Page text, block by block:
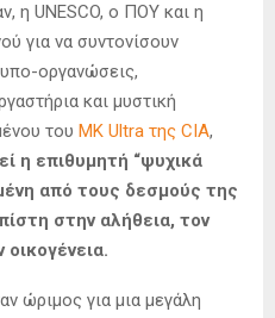
η UNESCO, ο ΠΟΥ και η
για να συντονίσουν
οργανώσεις,
και μυστική
του MK Ultra της CIA,
η επιθυμητή “ψυχικά
από τους δεσμούς της
στην αλήθεια, τον
ώριμος για μια μεγάλη